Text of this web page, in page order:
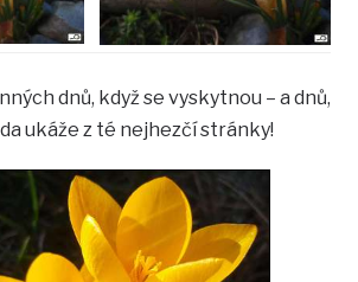
dnů, když se vyskytnou – a dnů,
ukáže z té nejhezčí stránky!